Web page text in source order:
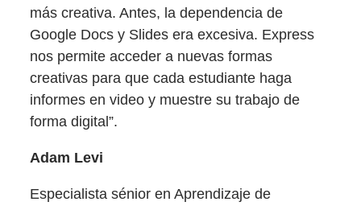
más creativa. Antes, la dependencia de
Google Docs y Slides era excesiva. Express
nos permite acceder a nuevas formas
creativas para que cada estudiante haga
informes en video y muestre su trabajo de
forma digital”.
Adam Levi
Especialista sénior en Aprendizaje de